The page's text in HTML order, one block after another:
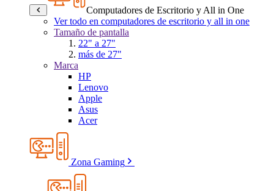
Computadores de Escritorio y All in One
Ver todo en computadores de escritorio y all in one
Tamaño de pantalla
22" a 27"
más de 27"
Marca
HP
Lenovo
Apple
Asus
Acer
Zona Gaming